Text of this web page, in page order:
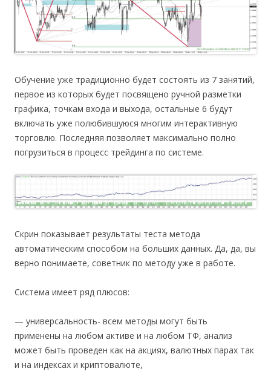
Обучение уже традиционно будет состоять из 7 занятий,
первое из которых будет посвящено ручной разметки
графика, точкам входа и выхода, остальные 6 будут
включать уже полюбившуюся многим интерактивную
торговлю. Последняя позволяет максимально полно
погрузиться в процесс трейдинга по системе.
Скрин показывает результаты теста метода
автоматическим способом на больших данных. Да, да, вы
верно понимаете, советник по методу уже в работе.
Система имеет ряд плюсов:
— универсальность- всем методы могут быть
применены на любом активе и на любом ТФ, анализ
может быть проведен как на акциях, валютных парах так
и на индексах и криптовалюте,